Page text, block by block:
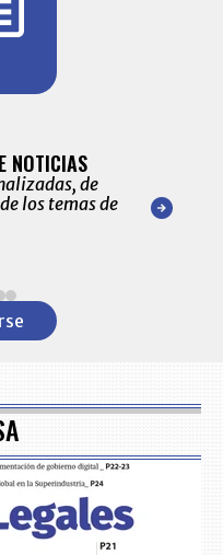
NOTICIAS
de
los temas de
de las